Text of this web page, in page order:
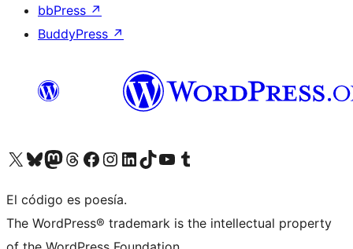
bbPress ↗
BuddyPress ↗
Visit our X (formerly Twitter) account
Visit our Bluesky account
Visit our Mastodon account
Visit our Threads account
Visita nuestra página de Facebook
Visita nuestra cuenta de Instagram
Visita nuestra cuenta de LinkedIn
Visit our TikTok account
Visita nuestro canal de YouTube
Visit our Tumblr account
El código es poesía.
The WordPress® trademark is the intellectual property